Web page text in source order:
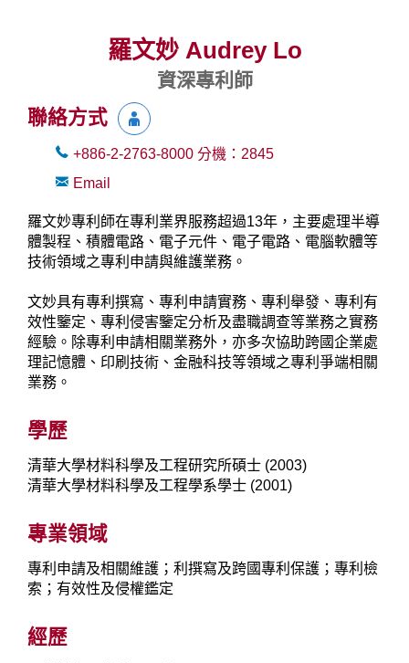
羅文妙 Audrey Lo
資深專利師
聯絡方式
+886-2-2763-8000 分機： 2845
Email
羅文妙專利師在專利業界服務超過13年，主要處理半導
體製程、積體電路、電子元件、電子電路、電腦軟體等
技術領域之專利申請與維護業務。
文妙具有專利撰寫、專利申請實務、專利舉發、專利有
效性鑒定、專利侵害鑒定分析及盡職調查等業務之實務
經驗。除專利申請相關業務外，亦多次協助跨國企業處
理記憶體、印刷技術、金融科技等領域之專利爭端相關
業務。
學歷
清華大學材料科學及工程研究所碩士 (2003)
清華大學材料科學及工程學系學士 (2001)
專業領域
專利申請及相關維護；利撰寫及跨國專利保護；專利檢
索；有效性及侵權鑑定
經歷